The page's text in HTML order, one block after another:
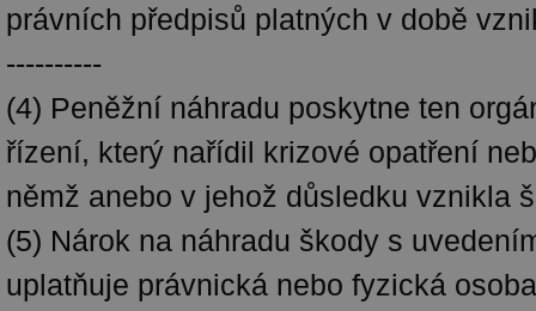
právních předpisů platných v době
----------
(4) Peněžní náhradu poskytne ten
řízení, který nařídil krizové opatření
němž anebo v jehož důsledku vznikla
(5) Nárok na náhradu škody s
uplatňuje právnická nebo fyzická